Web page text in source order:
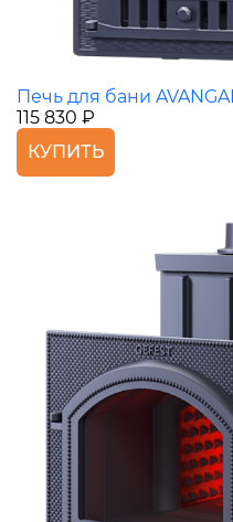
Печь для бани
115 830 ₽
КУПИТЬ